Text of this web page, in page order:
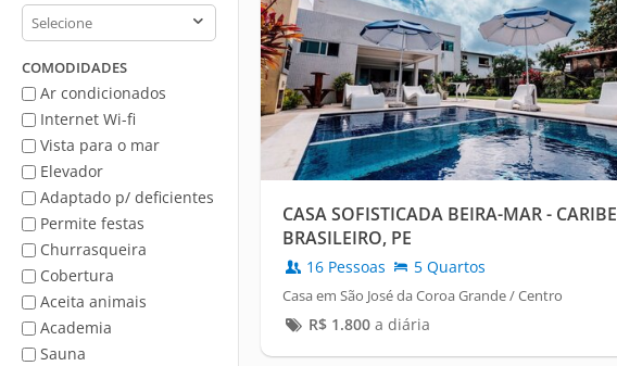
Distância
do
Mar
COMODIDADES
Ar condicionados
Internet Wi-fi
Vista para o mar
Elevador
Adaptado p/ deficientes
Permite festas
Churrasqueira
Cobertura
Aceita animais
Academia
Sauna
CASA SOFISTICADA BEIRA-MAR - CARIBE
BRASILEIRO, PE
16 Pessoas 5 Quartos
Casa em São José da Coroa Grande / Centro
R$ 1.800a diária